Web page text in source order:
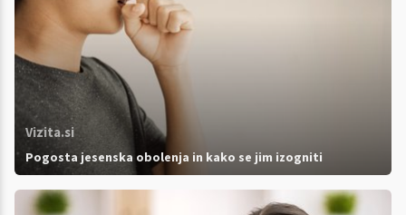
Vizita.si
Pogosta jesenska obolenja in kako se jim izogniti